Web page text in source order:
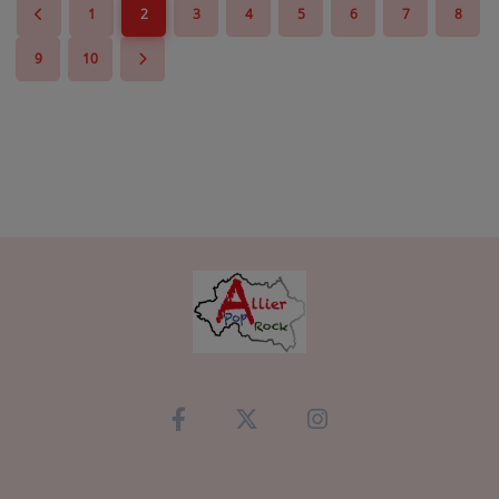
1 2 3 4 5 6 7 8
9 10